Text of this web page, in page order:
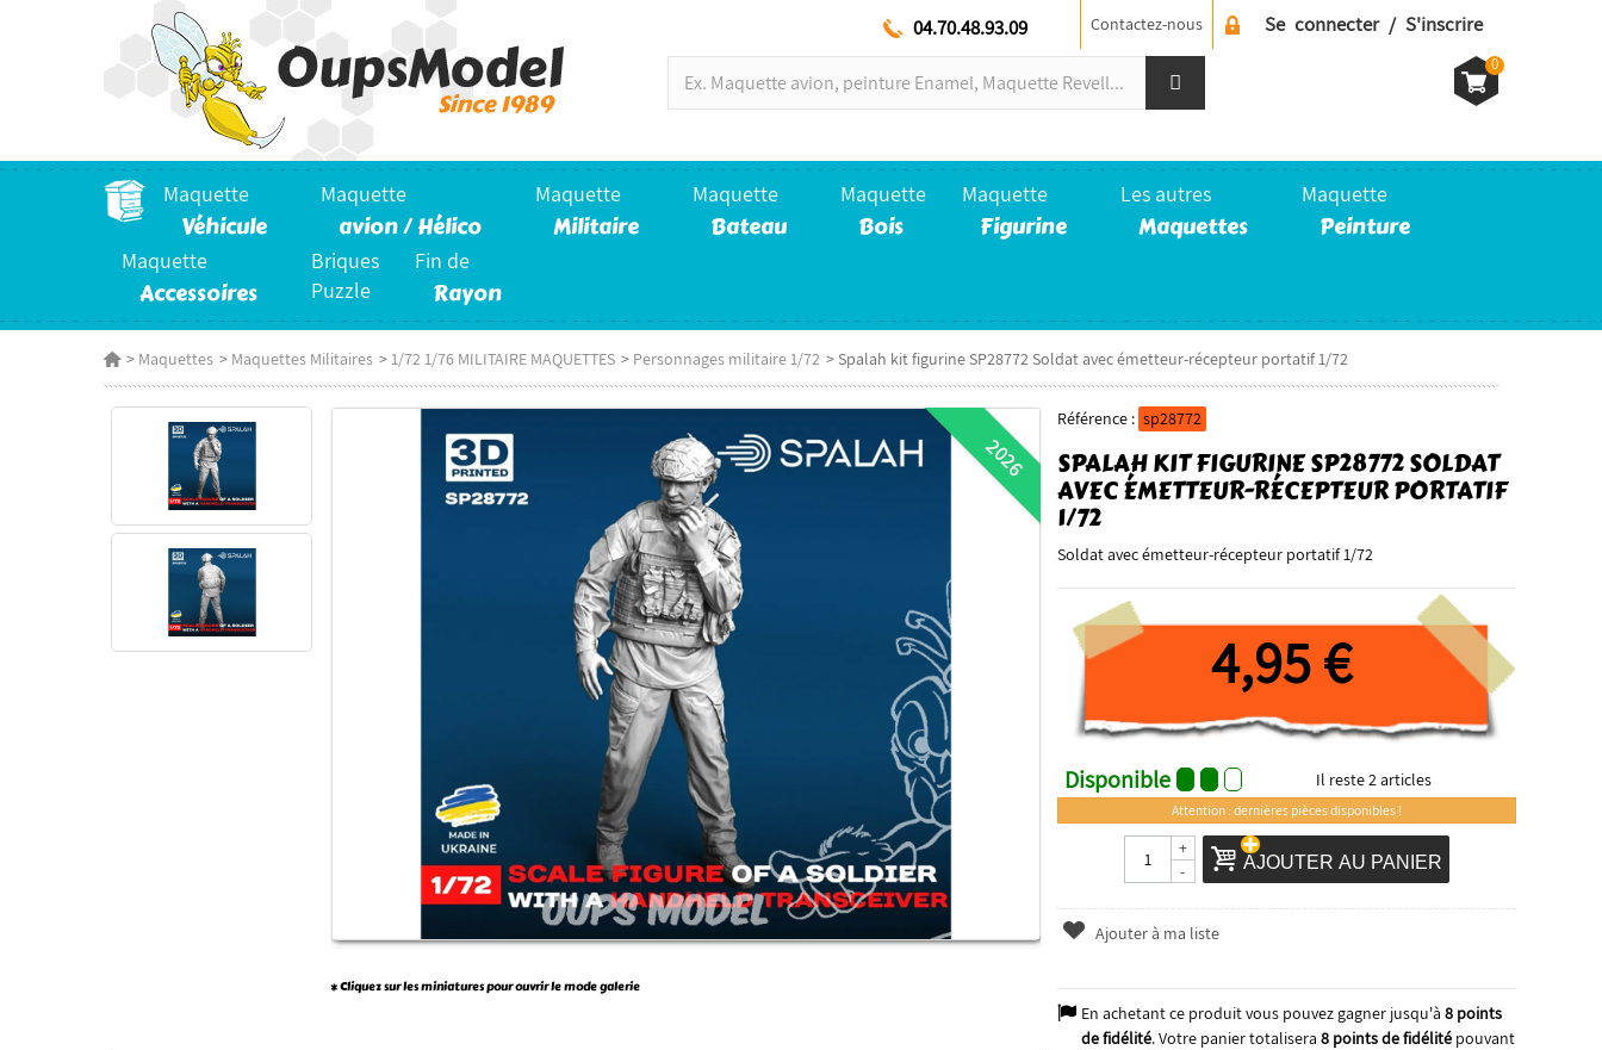
Se connecter / S'inscrire
Contactez-nous
04.70.48.93.09
0
Maquette
Véhicule
Maquette
avion / Hélico
Maquette
Militaire
Maquette
Bateau
Maquette
Bois
Maquette
Figurine
Les autres
Maquettes
Maquette
Peinture
Maquette
Accessoires
Briques
Puzzle
Fin de
Rayon
> Maquettes > Maquettes Militaires >1/72 1/76 MILITAIRE MAQUETTES > Personnages militaire 1/72 > Spalah kit figurine SP28772 Soldat avec émetteur-récepteur portatif 1/72
Référence : sp28772
SPALAH KIT FIGURINE SP28772 SOLDAT
AVEC ÉMETTEUR-RÉCEPTEUR PORTATIF
1/72
Soldat avec émetteur-récepteur portatif 1/72
4,95 €
Disponible Il reste2articles
Attention : dernières pièces disponibles !
-
+
AJOUTER AU PANIER
Ajouter à ma liste
En achetant ce produit vous pouvez gagner jusqu'à 8points
de fidélité. Votre panier totalisera 8points de fidélitépouvant
2026
* Cliquez sur les miniatures pour ouvrir le mode galerie